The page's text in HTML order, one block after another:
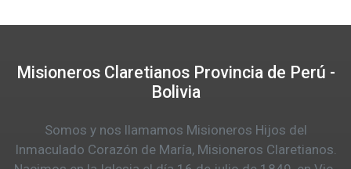
Misioneros Claretianos Provincia de Perú -
Bolivia
Somos y nos llamamos Misioneros Hijos del
Inmaculado Corazón de María, Misioneros Claretianos.